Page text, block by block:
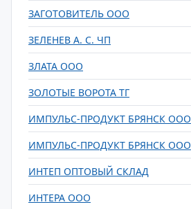
ЗАГОТОВИТЕЛЬ ООО
ЗЕЛЕНЕВ А. С. ЧП
ЗЛАТА ООО
ЗОЛОТЫЕ ВОРОТА ТГ
ИМПУЛЬС-ПРОДУКТ БРЯНСК ООО
ИМПУЛЬС-ПРОДУКТ БРЯНСК ООО
ИНТЕП ОПТОВЫЙ СКЛАД
ИНТЕРА ООО